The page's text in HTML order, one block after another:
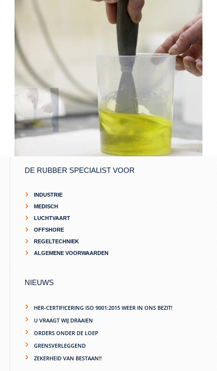
Vloeibaar & PU Rubber gieten
DE RUBBER SPECIALIST VOOR
INDUSTRIE
MEDISCH
LUCHTVAART
OFFSHORE
REGELTECHNIEK
ALGEMENE VOORWAARDEN
NIEUWS
HER-CERTIFICERING ISO 9001:2015 WEER IN ONS BEZIT!
U VRAAGT WIJ DRAAIEN
ORDERS ONDER DE LOEP
GRENSVERLEGGEND
ZEKERHEID VAN BESTAAN!!